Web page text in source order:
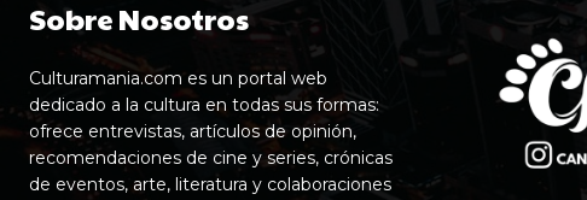
Sobre Nosotros
Culturamania.com es un portal web
dedicado a la cultura en todas sus formas:
ofrece entrevistas, artículos de opinión,
recomendaciones de cine y series, crónicas
de eventos, arte, literatura y colaboraciones